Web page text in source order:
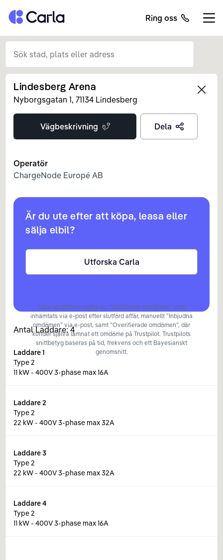
Tillbaka till startsidan Ring oss
Left
Lindesberg Arena
Nyborgsgatan 1, 71134 Lindesberg
Vägbeskrivning Dela
Operatör
ChargeNode Europé AB
Är du ute efter att köpa, leasa eller
sälja elbil?
Utforska Carla
Våra omdömen utgörs av ”Verifierade omdömen” som
inhämtats via e-post efter slutförd affär, manuellt ”Inbjudna
omdömen” via e-post, samt ”Overifierade omdömen”, där
kunder själva lämnat ett omdöme på Trustpilot. Trustpilots
snittbetyg baseras på tid, frekvens och ett Bayesianskt
genomsnitt.
Antal Laddare:4
Laddare1
Type 2
11 kW - 400V 3-phase max 16A
Laddare2
Type 2
22 kW - 400V 3-phase max 32A
Laddare3
Type 2
22 kW - 400V 3-phase max 32A
Laddare4
Type 2
11 kW - 400V 3-phase max 16A